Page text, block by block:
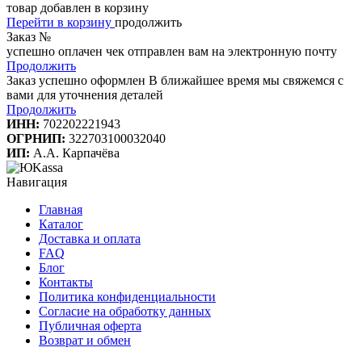
товар добавлен в корзину
Перейти в корзину продолжить
Заказ №
успешно оплачен чек отправлен вам на электронную почту
Продолжить
Заказ успешно оформлен В ближайшее время мы свяжемся с
вами для уточнения деталей
Продолжить
ИНН: 702202221943
ОГРНИП: 322703100032040
ИП: А.А. Карпачёва
Навигация
Главная
Каталог
Доставка и оплата
FAQ
Блог
Контакты
Политика конфиденциальности
Согласие на обработку данных
Публичная оферта
Возврат и обмен